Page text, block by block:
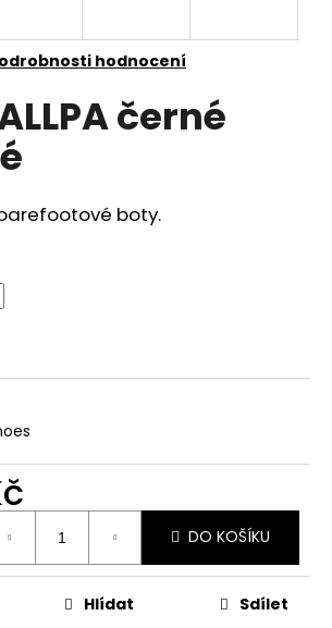
hodnocení
černé
boty.
DO KOŠÍKU
Hlídat Sdílet